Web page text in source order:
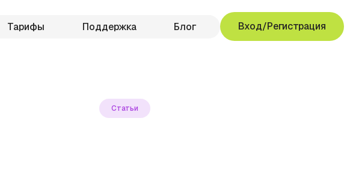
Тарифы Поддержка Блог Вход/Регистрация
Статьи